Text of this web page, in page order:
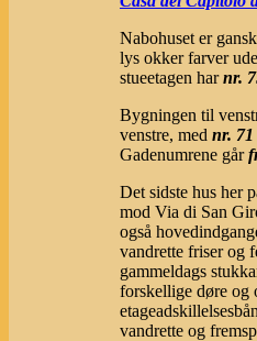
Nabohuset er
lys okker farver
stueetagen harnr.
Bygningen til
venstre, med nr. 71
Gadenumrene går
Det sidste hus her
mod Via di San
også
vandrette friser og
gammeldags
forskellige døre og
vandrette og